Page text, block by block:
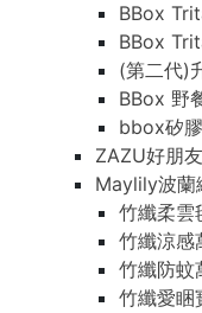
BBox
BBox
(第二代)
BBox 野
bbox矽
ZAZU好朋友
Maylily波蘭
竹纖柔雲
竹纖涼感
竹纖防蚊
竹纖愛睏